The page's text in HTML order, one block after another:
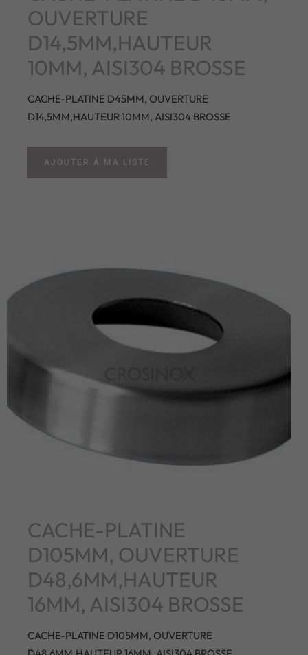
OUVERTURE
D14,5MM,HAUTEUR
10MM, AISI304 BROSSE
CACHE-PLATINE D45MM, OUVERTURE
D14,5MM,HAUTEUR 10MM, AISI304 BROSSE
AJOUTER À MA LISTE
CACHE-PLATINE
D105MM, OUVERTURE
D48,6MM,HAUTEUR
16MM, AISI304 BROSSE
CACHE-PLATINE D105MM, OUVERTURE